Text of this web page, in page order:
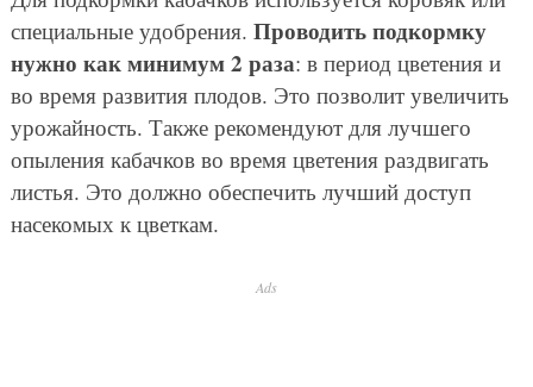
специальные удобрения. Проводить подкормку
нужно как минимум 2 раза: в период цветения и
во время развития плодов. Это позволит увеличить
урожайность. Также рекомендуют для лучшего
опыления кабачков во время цветения раздвигать
листья. Это должно обеспечить лучший доступ
насекомых к цветкам.
Ads